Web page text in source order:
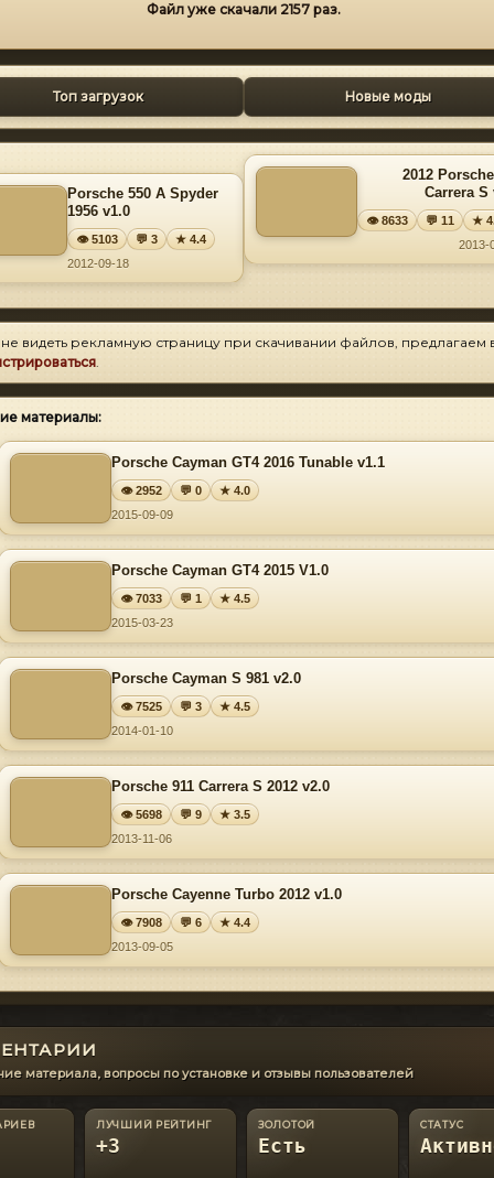
Файл уже скачали 2157раз.
Топ загрузок Новые моды
Porsche 550 A Spyder
1956 v1.0
👁 5103 💬 3
★ 4.4
2012-09-18
2012
Carrera S
👁 8633 💬 11
★
2013-
видеть рекламную страницу при скачивании файлов, предлагаем
.
материалы:
Porsche Cayman GT4 2016 Tunable v1.1
👁 2952 💬 0
★ 4.0
2015-09-09
Porsche Cayman GT4 2015 V1.0
👁 7033 💬 1
★ 4.5
2015-03-23
Porsche Cayman S 981 v2.0
👁 7525 💬 3
★ 4.5
2014-01-10
Porsche 911 Carrera S 2012 v2.0
👁 5698 💬 9
★ 3.5
2013-11-06
Porsche Cayenne Turbo 2012 v1.0
👁 7908 💬 6
★ 4.4
2013-09-05
материала, вопросы по установке и отзывы пользователей
ЛУЧШИЙ РЕЙТИНГ
+3
ЗОЛОТОЙ
Есть
СТАТУС